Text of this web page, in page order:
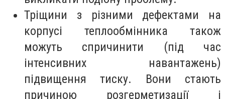
Тріщини з різними дефектами на
корпусі теплообмінника також
можуть спричинити (під час
інтенсивних навантажень)
підвищення тиску. Вони стають
причиною розгерметизації і